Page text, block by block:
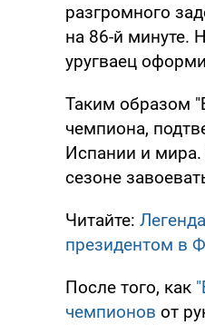
разгромного
на 86-й минуте.
уругваец
Таким образом
чемпиона,
Испании и мира.
сезоне
Читайте:
президентом в
После того, как
чемпионов от